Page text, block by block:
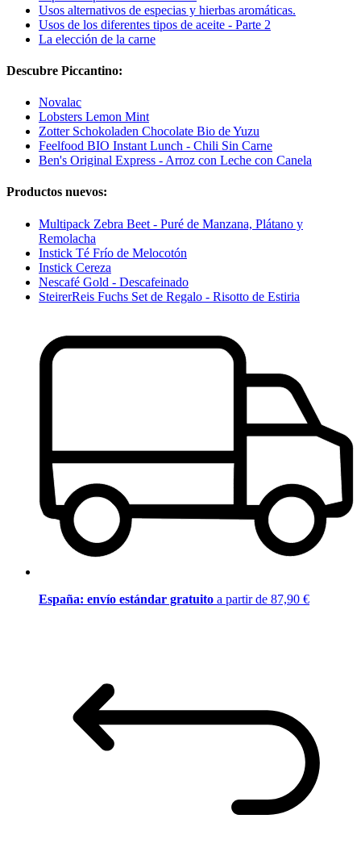
Usos alternativos de especias y hierbas aromáticas.
Usos de los diferentes tipos de aceite - Parte 2
La elección de la carne
Descubre Piccantino:
Novalac
Lobsters Lemon Mint
Zotter Schokoladen Chocolate Bio de Yuzu
Feelfood BIO Instant Lunch - Chili Sin Carne
Ben's Original Express - Arroz con Leche con Canela
Productos nuevos:
Multipack Zebra Beet - Puré de Manzana, Plátano y
Remolacha
Instick Té Frío de Melocotón
Instick Cereza
Nescafé Gold - Descafeinado
SteirerReis Fuchs Set de Regalo - Risotto de Estiria
España: envío estándar gratuito a partir de 87,90 €